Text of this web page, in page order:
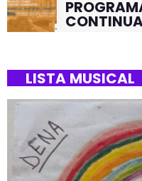
LISTA MUSICAL